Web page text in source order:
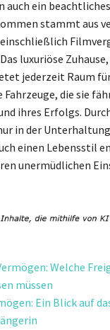
auch ein
stammt aus
luxuriöse
jederzeit Raum
die sie
ihres Erfolgs.
in der
einen Lebensstil
unermüdlichen
Welche
müssen
Ein Blick auf